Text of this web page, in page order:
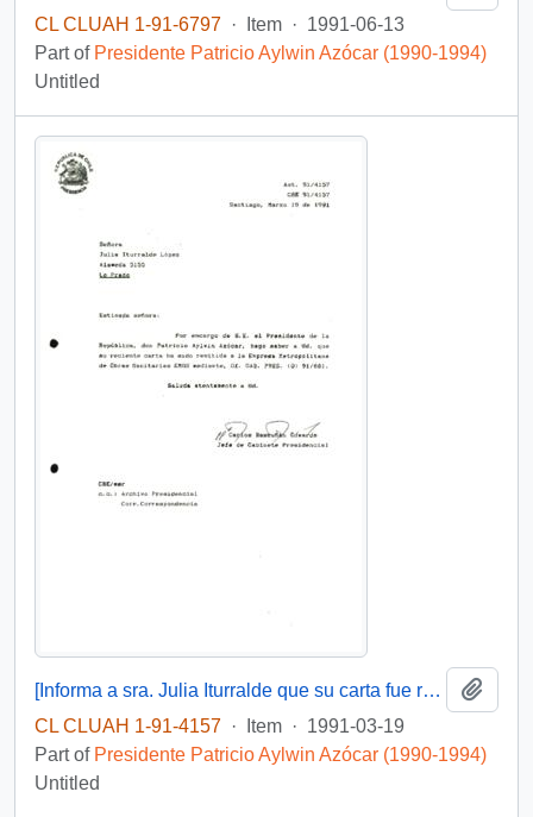
CL CLUAH 1-91-6797 · Item · 1991-06-13
Part of Presidente Patricio Aylwin Azócar (1990-1994)
Untitled
[Informa a sra. Julia Iturralde que su carta fue remitida a EMOS, mediante Oí. GAB. PRES. (0) 91/801]
CL CLUAH 1-91-4157 · Item · 1991-03-19
Part of Presidente Patricio Aylwin Azócar (1990-1994)
Untitled